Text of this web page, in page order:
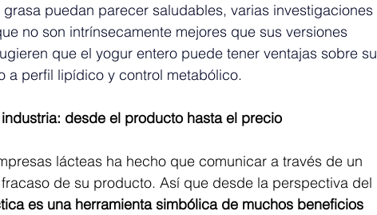
puedan parecer saludables, varias investigaciones
no son intrínsecamente mejores que sus versiones
que el yogur entero puede tener ventajas sobre su
a perfil lipídico y control metabólico.
desde el producto hasta el precio
lácteas ha hecho que comunicar a través de un
de su producto. Así que desde la perspectiva del
es una herramienta simbólica de muchos beneficios